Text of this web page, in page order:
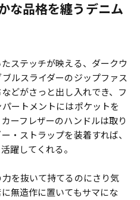
な品格を纏うデニム
ステッチが映える、ダークウ
ルスライダーのジップファス
どがさっと出し入れでき、フ
ートメントにはポケットを
ーフレザーのハンドルは取り
・ストラップを装着すれば、
躍してくれる。
を抜いて持てるのにさり気
無造作に置いてもサマにな